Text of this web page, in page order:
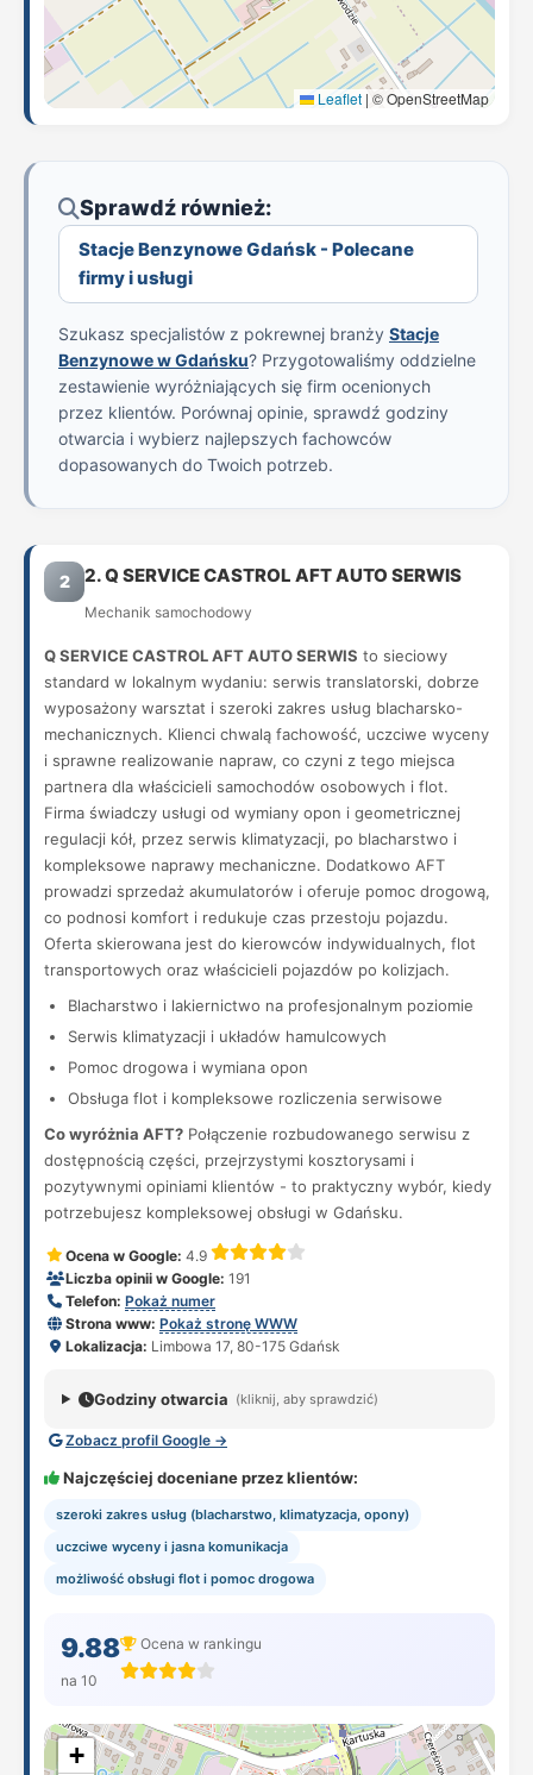
Leaflet | © OpenStreetMap
Sprawdź również:
Stacje Benzynowe Gdańsk - Polecane
firmy i usługi
Szukasz specjalistów z pokrewnej branży Stacje
Benzynowe w Gdańsku? Przygotowaliśmy oddzielne
zestawienie wyróżniających się firm ocenionych
przez klientów. Porównaj opinie, sprawdź godziny
otwarcia i wybierz najlepszych fachowców
dopasowanych do Twoich potrzeb.
2 2. Q SERVICE CASTROL AFT AUTO SERWIS
Mechanik samochodowy
Q SERVICE CASTROL AFT AUTO SERWIS to sieciowy
standard w lokalnym wydaniu: serwis translatorski, dobrze
wyposażony warsztat i szeroki zakres usług blacharsko-
mechanicznych. Klienci chwalą fachowość, uczciwe wyceny
i sprawne realizowanie napraw, co czyni z tego miejsca
partnera dla właścicieli samochodów osobowych i flot.
Firma świadczy usługi od wymiany opon i geometricznej
regulacji kół, przez serwis klimatyzacji, po blacharstwo i
kompleksowe naprawy mechaniczne. Dodatkowo AFT
prowadzi sprzedaż akumulatorów i oferuje pomoc drogową,
co podnosi komfort i redukuje czas przestoju pojazdu.
Oferta skierowana jest do kierowców indywidualnych, flot
transportowych oraz właścicieli pojazdów po kolizjach.
Blacharstwo i lakiernictwo na profesjonalnym poziomie
Serwis klimatyzacji i układów hamulcowych
Pomoc drogowa i wymiana opon
Obsługa flot i kompleksowe rozliczenia serwisowe
Co wyróżnia AFT? Połączenie rozbudowanego serwisu z
dostępnością części, przejrzystymi kosztorysami i
pozytywnymi opiniami klientów - to praktyczny wybór, kiedy
potrzebujesz kompleksowej obsługi w Gdańsku.
Ocena w Google: 4.9
Liczba opinii w Google: 191
Telefon: Pokaż numer
Strona www: Pokaż stronę WWW
Lokalizacja: Limbowa 17, 80-175 Gdańsk
Godziny otwarcia (kliknij, aby sprawdzić)
Zobacz profil Google →
Najczęściej doceniane przez klientów:
szeroki zakres usług (blacharstwo, klimatyzacja, opony)
uczciwe wyceny i jasna komunikacja
możliwość obsługi flot i pomoc drogowa
9.88
na 10
Ocena w rankingu
+